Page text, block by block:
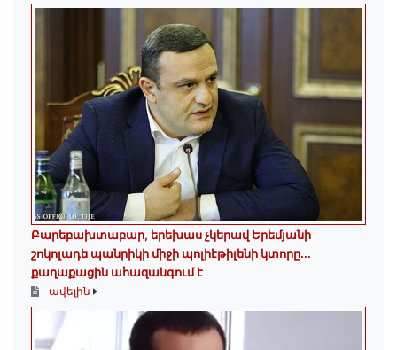
Բարեբախտաբար, երեխաս չկերավ Երեմյանի
շոկոլադե պանրիկի միջի պոլիէթիլենի կտորը․․․
քաղաքացին ահազանգում է
ավելին